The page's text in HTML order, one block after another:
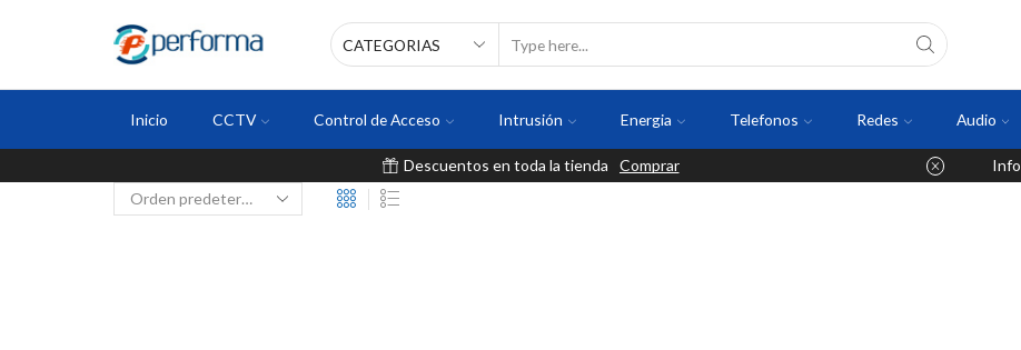
Inicio CCTV Control de Acceso Intrusión Energia Telefonos Redes Audio
Descuentos en toda la tienda Comprar Info